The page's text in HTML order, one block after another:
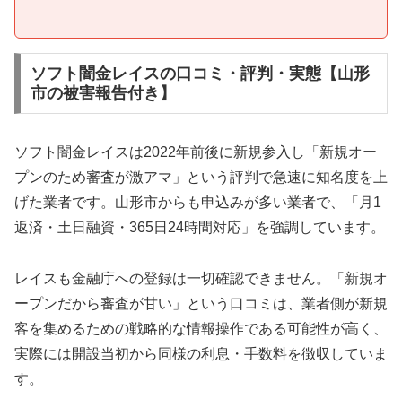
ソフト闇金レイスの口コミ・評判・実態【山形
市の被害報告付き】
ソフト闇金レイスは2022年前後に新規参入し「新規オー
プンのため審査が激アマ」という評判で急速に知名度を上
げた業者です。山形市からも申込みが多い業者で、「月1
返済・土日融資・365日24時間対応」を強調しています。
レイスも金融庁への登録は一切確認できません。「新規オ
ープンだから審査が甘い」という口コミは、業者側が新規
客を集めるための戦略的な情報操作である可能性が高く、
実際には開設当初から同様の利息・手数料を徴収していま
す。